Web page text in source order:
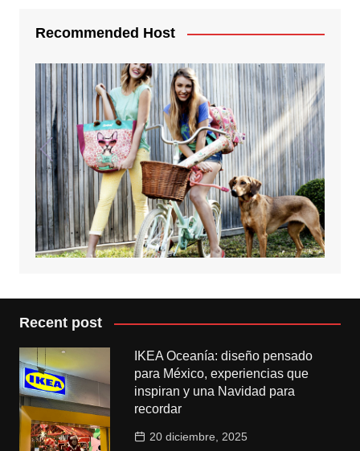
Recommended Host
Recent post
IKEA Oceanía: diseño pensado
para México, experiencias que
inspiran y una Navidad para
recordar
20 diciembre, 2025